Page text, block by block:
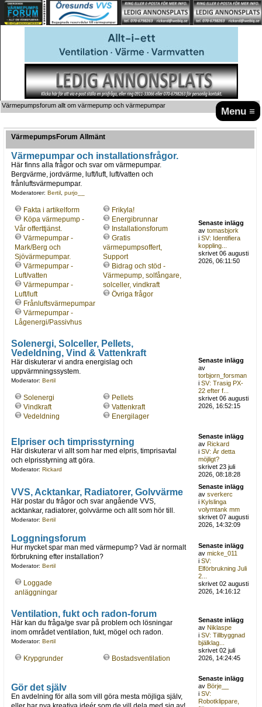
Menu ≡
Värmepumpsforum allt om värmepump och värmepumpar
VärmepumpsForum Allmänt
Värmepumpar och installationsfrågor.
Här finns alla frågor och svar om värmepumpar.
Bergvärme, jordvärme, luft/luft, luft/vatten och
frånluftsvärmepumpar.
Moderatorer: Bertil, purjo__
Fakta i artikelform
Köpa värmepump -
Vår offerttjänst.
Värmepumpar -
Mark/Berg och
Sjövärmepumpar.
Värmepumpar -
Luft/vatten
Värmepumpar -
Luft/luft
Frånluftsvärmepumpar
Värmepumpar -
Lågenergi/Passivhus
Frikyla!
Energibrunnar
Installationsforum
Gratis
värmepumpsoffert,
Support
Bidrag och stöd -
Värmepump, solfångare,
solceller, vindkraft
Övriga frågor
Senaste inlägg
avtomasbjork
iSV: Identifiera
koppling...
skrivet 06 augusti
2026, 06:11:50
Solenergi, Solceller, Pellets,
Vedeldning, Vind & Vattenkraft
Här diskuterar vi andra energislag och
uppvärmningssystem.
Moderator: Bertil
Solenergi
Vindkraft
Vedeldning
Pellets
Vattenkraft
Energilager
Senaste inlägg
av
torbjorn_forsman
iSV: Trasig PX-
22 efter f...
skrivet 06 augusti
2026, 16:52:15
Elpriser och timprisstyrning
Här diskuterar vi allt som har med elpris, timprisavtal
och elprisstyrning att göra.
Moderator: Rickard
Senaste inlägg
avRickard
iSV: Är detta
möjligt?
skrivet 23 juli
2026, 08:18:28
VVS, Acktankar, Radiatorer, Golvvärme
Här postar du frågor och svar angående VVS,
acktankar, radiatorer, golvvärme och allt som hör till.
Moderator: Bertil
Senaste inlägg
avsverkerc
iKylslinga
volymtank mm
skrivet 07 augusti
2026, 14:32:09
Loggningsforum
Hur mycket spar man med värmepump? Vad är normalt
förbrukning efter installation?
Moderator: Bertil
Loggade
anläggningar
Senaste inlägg
avmicke_011
iSV:
Elförbrukning Juli
2...
skrivet 02 augusti
2026, 14:16:12
Ventilation, fukt och radon-forum
Här kan du fråga/ge svar på problem och lösningar
inom området ventilation, fukt, mögel och radon.
Moderator: Bertil
Krypgrunder Bostadsventilation
Senaste inlägg
avNiklaspe
iSV: Tillbyggnad
bjälklag...
skrivet 02 juli
2026, 14:24:45
Gör det själv
En avdelning för alla som vill göra mesta möjliga själv,
Senaste inlägg
avBörje__
iSV:
Robotklippare,